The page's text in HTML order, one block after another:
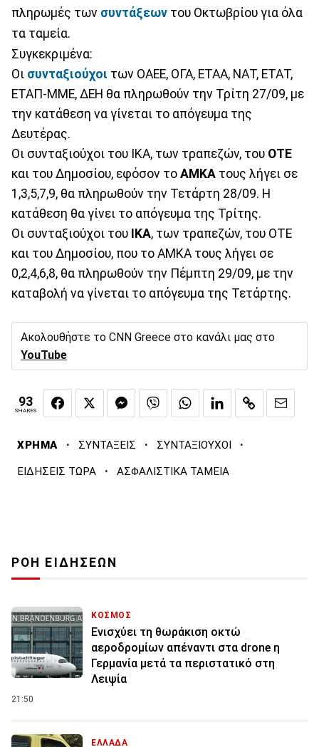
πληρωμές των συντάξεων του Οκτωβρίου για όλα
τα ταμεία.
Συγκεκριμένα:
Οι συνταξιούχοι των ΟΑΕΕ, ΟΓΑ, ΕΤΑΑ, ΝΑΤ, ΕΤΑΤ,
ΕΤΑΠ-ΜΜΕ, ΔΕΗ θα πληρωθούν την Τρίτη 27/09, με
την κατάθεση να γίνεται το απόγευμα της
Δευτέρας.
Οι συνταξιούχοι του ΙΚΑ, των τραπεζών, του ΟΤΕ
και του Δημοσίου, εφόσον το ΑΜΚΑ τους λήγει σε
1,3,5,7,9, θα πληρωθούν την Τετάρτη 28/09. Η
κατάθεση θα γίνει το απόγευμα της Τρίτης.
Οι συνταξιούχοι του ΙΚΑ, των τραπεζών, του ΟΤΕ
και του Δημοσίου, που το ΑΜΚΑ τους λήγει σε
0,2,4,6,8, θα πληρωθούν την Πέμπτη 29/09, με την
καταβολή να γίνεται το απόγευμα της Τετάρτης.
Ακολουθήστε το CNN Greece στο κανάλι μας στο
YouTube
93
SHARES
ΧΡΗΜΑ · ΣΥΝΤΑΞΕΙΣ · ΣΥΝΤΑΞΙΟΥΧΟΙ ·
ΕΙΔΗΣΕΙΣ ΤΩΡΑ · ΑΣΦΑΛΙΣΤΙΚΑ ΤΑΜΕΙΑ
ΡΟΗ ΕΙΔΗΣΕΩΝ
ΚΟΣΜΟΣ
Ενισχύει τη θωράκιση οκτώ
αεροδρομίων απέναντι στα drone η
Γερμανία μετά τα περιστατικό στη
Λειψία
21:50
ΕΛΛΑΔΑ